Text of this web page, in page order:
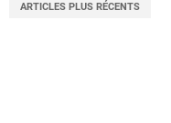
ARTICLES PLUS RÉCENTS